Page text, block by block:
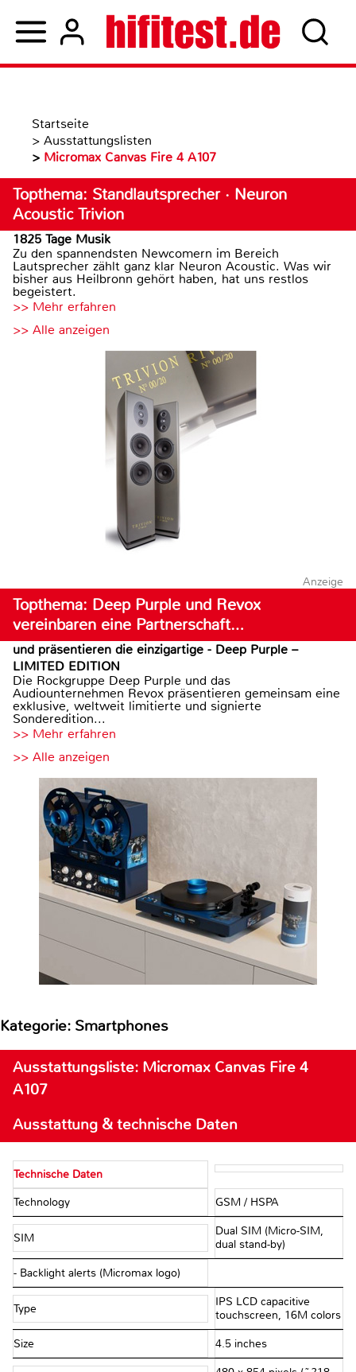
Startseite
> Ausstattungslisten
> Micromax Canvas Fire 4 A107
Topthema: Standlautsprecher · Neuron
Acoustic Trivion
1825 Tage Musik
Zu den spannendsten Newcomern im Bereich
Lautsprecher zählt ganz klar Neuron Acoustic. Was wir
bisher aus Heilbronn gehört haben, hat uns restlos
begeistert.
>> Mehr erfahren
>> Alle anzeigen
Anzeige
Topthema: Deep Purple und Revox
vereinbaren eine Partnerschaft…
und präsentieren die einzigartige - Deep Purple –
LIMITED EDITION
Die Rockgruppe Deep Purple und das
Audiounternehmen Revox präsentieren gemeinsam eine
exklusive, weltweit limitierte und signierte
Sonderedition...
>> Mehr erfahren
>> Alle anzeigen
Kategorie: Smartphones
Ausstattungsliste: Micromax Canvas Fire 4
A107
Ausstattung & technische Daten
Technische Daten
Technology GSM / HSPA
SIM
Dual SIM (Micro-SIM,
dual stand-by)
- Backlight alerts (Micromax logo)
Type
IPS LCD capacitive
touchscreen, 16M colors
Size 4.5 inches